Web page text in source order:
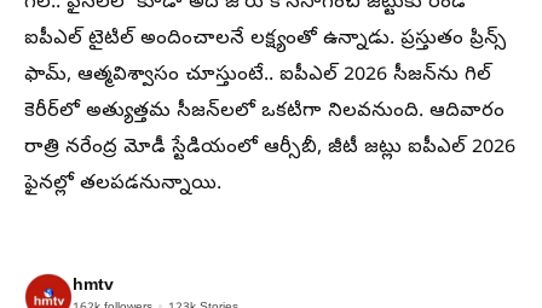
ఐపీఎల్ టైటిల్ అందించాలనే లక్ష్యంతో ఉన్నాడు. ప్రస్తుతం ప్రిన్స్
ఫామ్, ఆత్మవిశ్వాసం చూస్తుంటే.. ఐపీఎల్ 2026 సీజన్‌ను గిల్
కెరీర్‌లో అత్యుత్తమ సీజన్‌లలో ఒకటిగా నిలవనుంది. ఆదివారం
రాత్రి నరేంద్ర మోడీ స్టేడియంలో ఆర్సీబీ, జీటీ జట్లు ఐపీఎల్ 2026
ఫైనల్లో తలపడనున్నాయి.
hmtv